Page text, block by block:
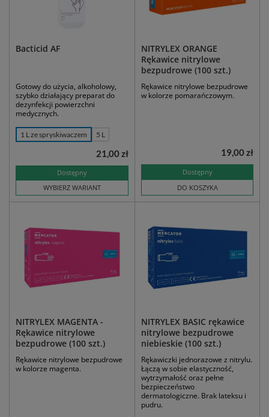
Bacticid AF
Gotowy do użycia, alkoholowy,
szybko działający preparat do
dezynfekcji powierzchni
medycznych.
1 L ze spryskiwaczem 5 L
Dostępny
WYBIERZ WARIANT
21,00 zł
NITRYLEX ORANGE
Rękawice nitrylowe
bezpudrowe (100 szt.)
Rękawice nitrylowe bezpudrowe
w kolorze pomarańczowym.
Dostępny
DO KOSZYKA
19,00 zł
NITRYLEX MAGENTA -
Rękawice nitrylowe
bezpudrowe (100 szt.)
Rękawice nitrylowe bezpudrowe
w kolorze magenta.
NITRYLEX BASIC rękawice
nitrylowe bezpudrowe
niebieskie (100 szt.)
Rękawiczki jednorazowe z nitrylu.
Łączą w sobie elastyczność,
wytrzymałość oraz pełne
bezpieczeństwo
dermatologiczne. Brak lateksu i
pudru.